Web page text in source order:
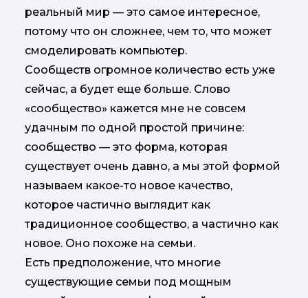
реальный мир — это самое интересное,
потому что он сложнее, чем то, что может
смоделировать компьютер.
Сообществ огромное количество есть уже
сейчас, а будет еще больше. Слово
«сообщество» кажется мне не совсем
удачным по одной простой причине:
сообщество — это форма, которая
существует очень давно, а мы этой формой
называем какое-то новое качество,
которое частично выглядит как
традиционное сообщество, а частично как
новое. Оно похоже на семьи.
Есть предположение, что многие
существующие семьи под мощным